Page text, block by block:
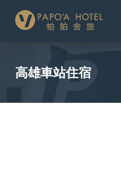
高雄車站住宿